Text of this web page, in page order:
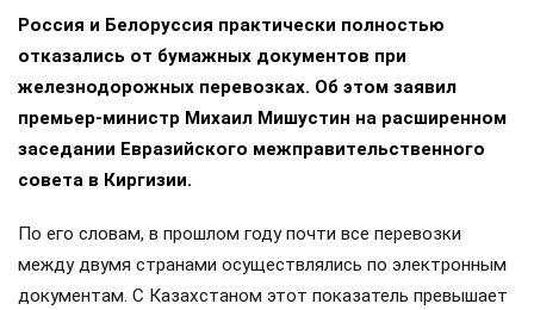
Россия и Белоруссия практически полностью
отказались от бумажных документов при
железнодорожных перевозках. Об этом заявил
премьер-министр Михаил Мишустин на расширенном
заседании Евразийского межправительственного
совета в Киргизии.
По его словам, в прошлом году почти все перевозки
между двумя странами осуществлялись по электронным
документам. С Казахстаном этот показатель превышает